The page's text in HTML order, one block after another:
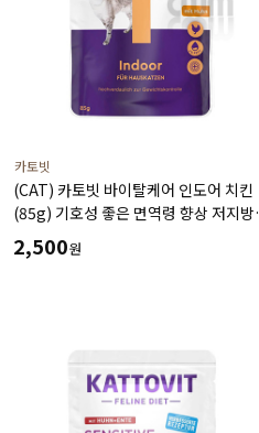
카토빗
(CAT) 카토빗 바이탈케어 인도어 치킨
(85g) 기호성 좋은 면역령 향상 저지방
체중관리에 도움
2,500원